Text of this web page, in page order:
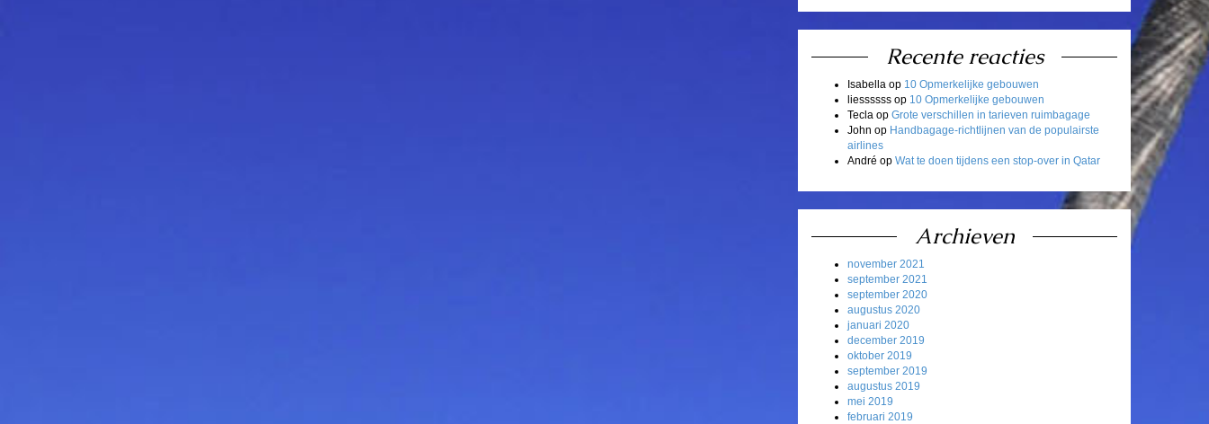
Recente reacties
Isabella op 10 Opmerkelijke gebouwen
liessssss op 10 Opmerkelijke gebouwen
Tecla op Grote verschillen in tarieven ruimbagage
John op Handbagage-richtlijnen van de populairste
airlines
André op Wat te doen tijdens een stop-over in Qatar
Archieven
november 2021
september 2021
september 2020
augustus 2020
januari 2020
december 2019
oktober 2019
september 2019
augustus 2019
mei 2019
februari 2019